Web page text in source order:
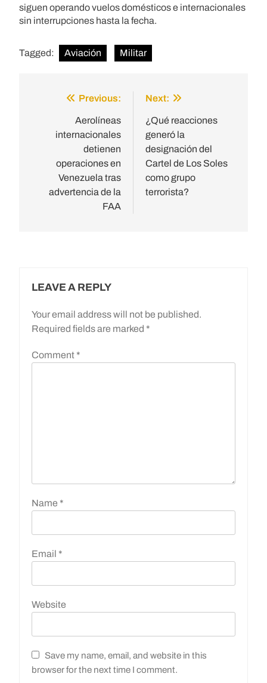
siguen operando vuelos domésticos e internacionales
sin interrupciones hasta la fecha.
Tagged: Aviación Militar
navigation
Previous:
Aerolíneas
internacionales
detienen
operaciones en
Venezuela tras
advertencia de la
FAA
Next:
¿Qué reacciones
generó la
designación del
Cartel de Los Soles
como grupo
terrorista?
LEAVE A REPLY
Your email address will not be published.
Required fields are marked *
Comment *
Name *
Email *
Website
Save my name, email, and website in this
browser for the next time I comment.